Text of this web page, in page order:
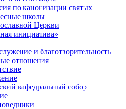
по канонизации святых
школы
Церкви
инициатива»
и благотворительность
отношения
кафедральный собор